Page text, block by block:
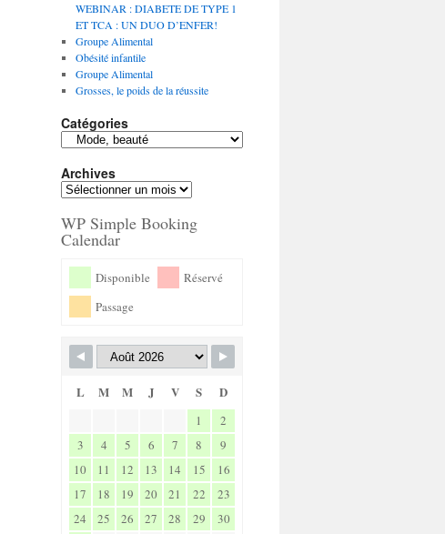
WEBINAR : DIABETE DE TYPE 1
ET TCA : UN DUO D’ENFER!
Groupe Alimental
Obésité infantile
Groupe Alimental
Grosses, le poids de la réussite
Catégories
Archives
WP Simple Booking
Calendar
Disponible
Réservé
Passage
L M M J V S D
1
2
3
4 5 6 7 8
9
10
11 12 13 14 15
16
17
18 19 20 21 22
23
24
25 26 27 28 29 30